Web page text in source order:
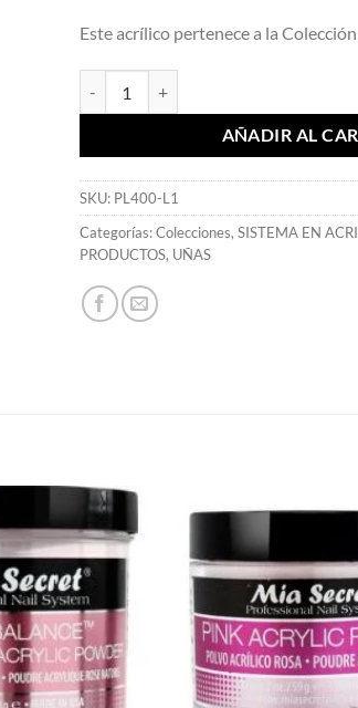
Este acrílico pertenece a la
AÑADIR AL
SKU: PL400-L1
Categorías:Colecciones, SISTEMA EN
PRODUCTOS, UÑAS
Añadir
a la